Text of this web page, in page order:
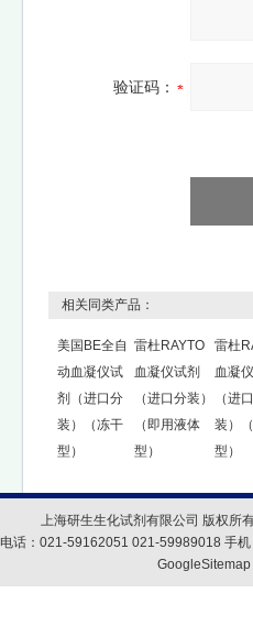
验证码：
相关同类产品：
美国BE全自
动血凝仪试
剂（进口分
装）（冻干
型）
雷杜RAYTO
血凝仪试剂
（进口分装）
（即用液体
型）
雷杜
血凝
（进
装）
型）
上海研生生化试剂有限公司 版权所
电话：021-59162051 021-59989018 手
GoogleSitemap